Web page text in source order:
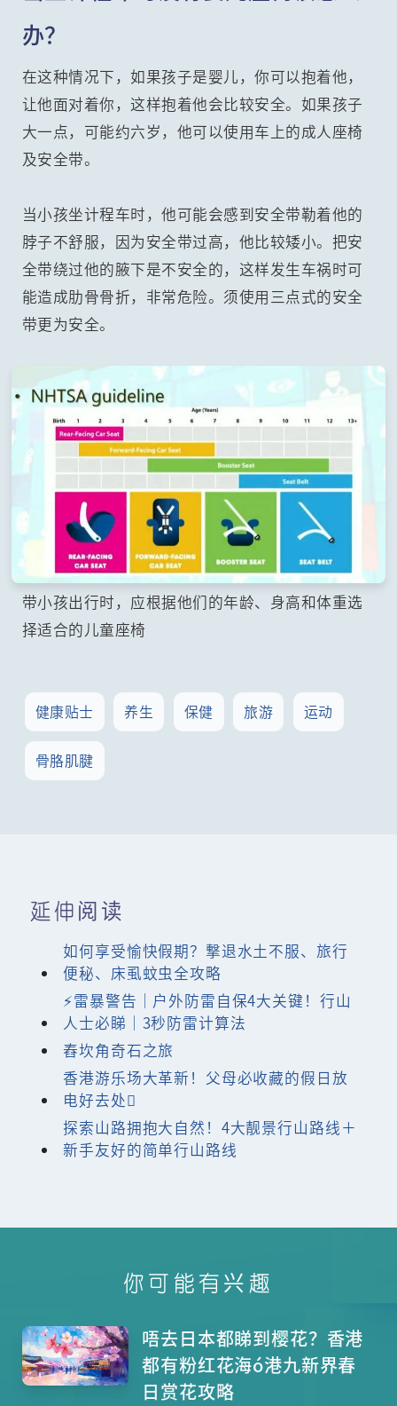
办？
在这种情况下，如果孩子是婴儿，你可以抱着他，
让他面对着你，这样抱着他会比较安全。如果孩子
大一点，可能约六岁，他可以使用车上的成人座椅
及安全带。
当小孩坐计程车时，他可能会感到安全带勒着他的
脖子不舒服，因为安全带过高，他比较矮小。把安
全带绕过他的腋下是不安全的，这样发生车祸时可
能造成肋骨骨折，非常危险。须使用三点式的安全
带更为安全。
带小孩出行时，应根据他们的年龄、身高和体重选
择适合的儿童座椅
健康贴士 养生 保健 旅游 运动
骨胳肌腱
延伸阅读
如何享受愉快假期？撃退水土不服、旅行
便秘、床虱蚊虫全攻略
⚡雷暴警告｜户外防雷自保4大关键！行山
人士必睇｜3秒防雷计算法
舂坎角奇石之旅
香港游乐场大革新！父母必收藏的假日放
电好去处
探索山路拥抱大自然！4大靓景行山路线＋
新手友好的简单行山路线
你可能有兴趣
唔去日本都睇到樱花？香港
都有粉红花海ó港九新界春
日赏花攻略